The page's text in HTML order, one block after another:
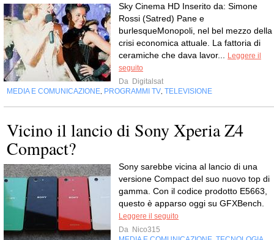
Sky Cinema HD Inserito da: Simone
Rossi (Satred) Pane e
burlesqueMonopoli, nel bel mezzo della
crisi economica attuale. La fattoria di
ceramiche che dava lavor...
Leggere il
seguito
Da Digitalsat
MEDIA E COMUNICAZIONE PROGRAMMI TV TELEVISIONE
Vicino il lancio di Sony Xperia Z4
Compact?
Sony sarebbe vicina al lancio di una
versione Compact del suo nuovo top di
gamma. Con il codice prodotto E5663,
questo è apparso oggi su GFXBench.
Leggere il seguito
Da Nico315